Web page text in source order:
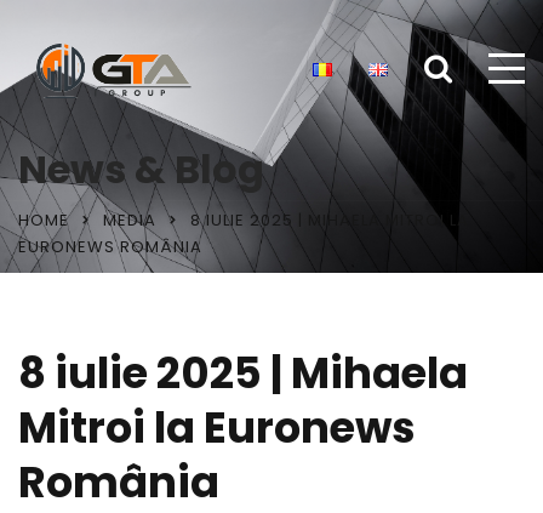
News & Blog
HOME MEDIA
8 IULIE 2025 | MIHAELA MITROI LA
EURONEWS ROMÂNIA
8 iulie 2025 | Mihaela
Mitroi la Euronews
România